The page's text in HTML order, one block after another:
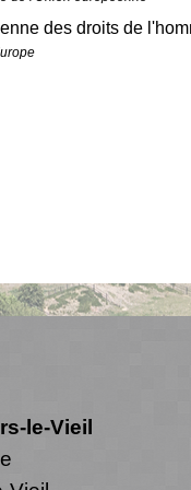
des droits de
le-Vieil